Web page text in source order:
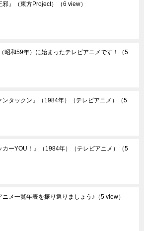
邪』（東方Project） （6 view）
昭和59年）に始まったテレビアニメです！
（5
ンタックン』（1984年）（テレビアニメ）
（5
カーYOU！』（1984年）（テレビアニメ）
（5
ニメ一覧年表を振り返りましょう♪ （5 view）